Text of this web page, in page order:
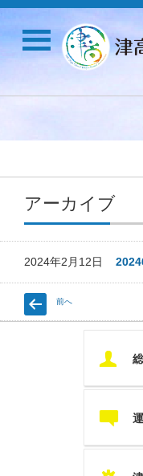
アーカイブ
2024年2月12日
前へ
U
c